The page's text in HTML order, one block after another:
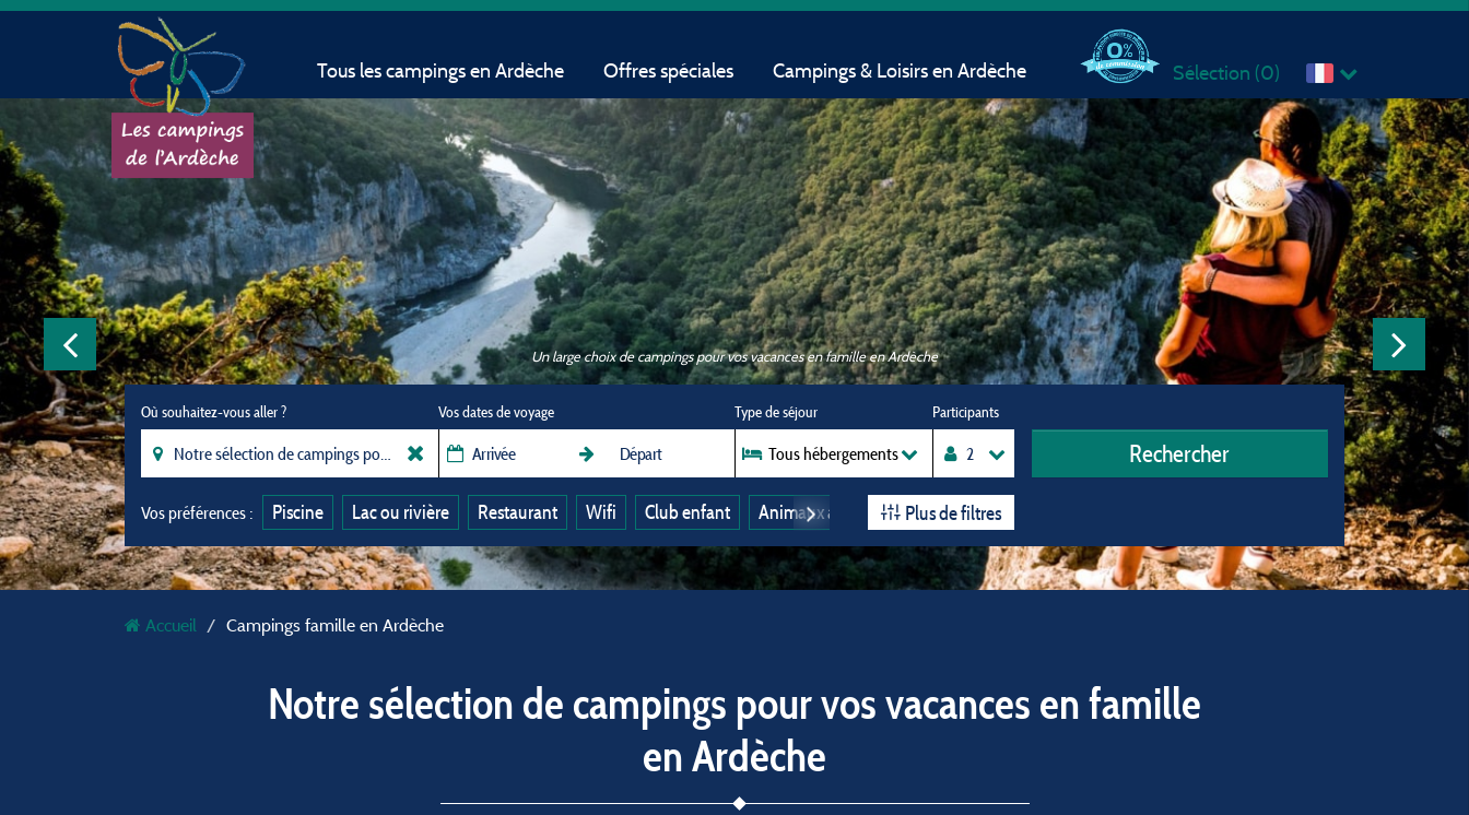
Tous les campings en Ardèche Offres spéciales Campings & Loisirs en Ardèche Sélection (0)
Un large choix de campings pour vos vacances en famille en Ardèche
Où souhaitez-vous aller ? Vos dates de voyage Type de séjour
Tous hébergements
Participants
Rechercher
Vos préférences : Piscine Lac ou rivière Restaurant Wifi Club enfant Animaux acceptés Ouvert à l'année
Plus de filtres
Accueil Campings famille en Ardèche
Notre sélection de campings pour vos vacances en famille
en Ardèche